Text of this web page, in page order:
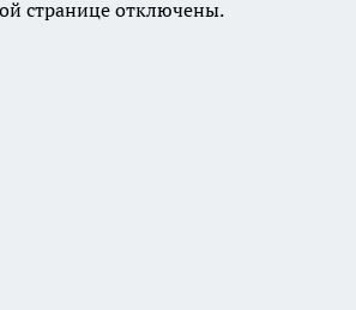
странице отключены.